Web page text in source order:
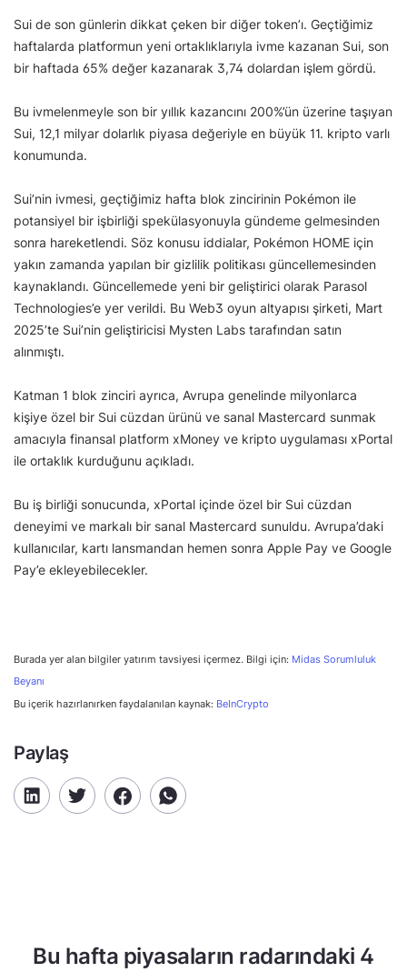
Sui de son günlerin dikkat çeken bir diğer token’ı. Geçtiğimiz
haftalarda platformun yeni ortaklıklarıyla ivme kazanan Sui, son
bir haftada 65% değer kazanarak 3,74 dolardan işlem gördü.
Bu ivmelenmeyle son bir yıllık kazancını 200%’ün üzerine taşıyan
Sui, 12,1 milyar dolarlık piyasa değeriyle en büyük 11. kripto varlı
konumunda.
Sui’nin ivmesi, geçtiğimiz hafta blok zincirinin Pokémon ile
potansiyel bir işbirliği spekülasyonuyla gündeme gelmesinden
sonra hareketlendi. Söz konusu iddialar, Pokémon HOME için
yakın zamanda yapılan bir gizlilik politikası güncellemesinden
kaynaklandı. Güncellemede yeni bir geliştirici olarak Parasol
Technologies’e yer verildi. Bu Web3 oyun altyapısı şirketi, Mart
2025’te Sui’nin geliştiricisi Mysten Labs tarafından satın
alınmıştı.
Katman 1 blok zinciri ayrıca, Avrupa genelinde milyonlarca
kişiye özel bir Sui cüzdan ürünü ve sanal Mastercard sunmak
amacıyla finansal platform xMoney ve kripto uygulaması xPortal
ile ortaklık kurduğunu açıkladı.
Bu iş birliği sonucunda, xPortal içinde özel bir Sui cüzdan
deneyimi ve markalı bir sanal Mastercard sunuldu. Avrupa’daki
kullanıcılar, kartı lansmandan hemen sonra Apple Pay ve Google
Pay’e ekleyebilecekler.
Burada yer alan bilgiler yatırım tavsiyesi içermez. Bilgi için: Midas Sorumluluk
Beyanı
Bu içerik hazırlanırken faydalanılan kaynak: BeInCrypto
Paylaş
Bu hafta piyasaların radarındaki 4